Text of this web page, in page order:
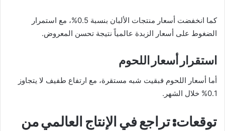
كما انخفضت أسعار منتجات الألبان بنسبة 0.5%، مع استمرار
الضغوط على أسعار الزبدة عالمياً نتيجة تحسن المعروض.
استقرار أسعار اللحوم
أما أسعار اللحوم فبقيت شبه مستقرة، مع ارتفاع طفيف لا يتجاوز
0.1% خلال الشهر.
توقعات: تراجع في الإنتاج العالمي من